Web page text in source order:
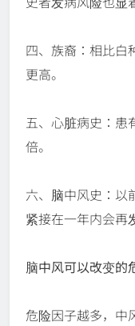
四、族裔：相比白
更高。
五、心脏病史：患
倍。
六、脑中风史：以
紧接在一年内会再
脑中风可以改变的
危险因子越多，中